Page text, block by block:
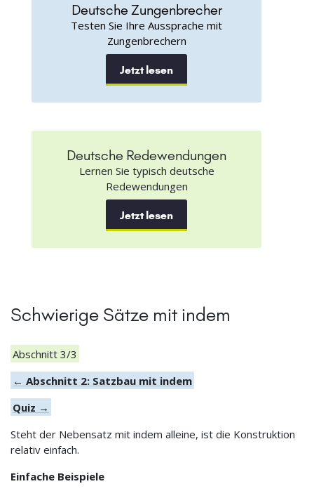
Deutsche Zungenbrecher
Testen Sie Ihre Aussprache mit
Zungenbrechern
Jetzt lesen
Deutsche Redewendungen
Lernen Sie typisch deutsche
Redewendungen
Jetzt lesen
Schwierige Sätze mit indem
Abschnitt 3/3
← Abschnitt 2: Satzbau mit indem
Quiz →
Steht der Nebensatz mit indem alleine, ist die Konstruktion
relativ einfach.
Einfache Beispiele